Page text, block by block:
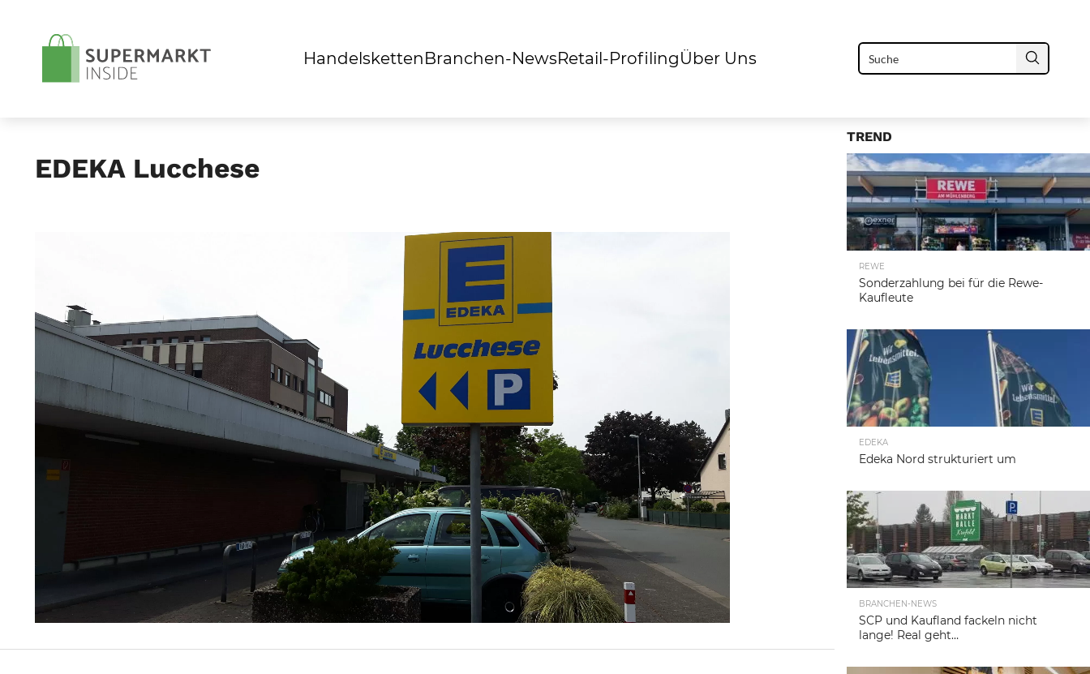
Handelsketten Branchen-NewsRetail-ProfilingÜber Uns
EDEKA Lucchese
TREND
REWE
Sonderzahlung bei für die Rewe-
Kaufleute
EDEKA
Edeka Nord strukturiert um
BRANCHEN-NEWS
SCP und Kaufland fackeln nicht
lange! Real geht…